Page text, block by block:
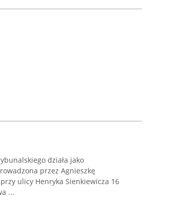
działa jako
przez Agnieszkę
ulicy Henryka Sienkiewicza 16
...